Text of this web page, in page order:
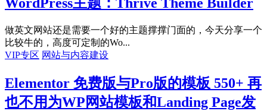
做英文网站还是需要一个好的主题撑撑门面的，今天分享一个
比较牛的，高度可定制的Wo...
VIP专区 网站与内容建设
Elementor 免费版与Pro版的模板 550+ 再
也不用为WP网站模板和Landing Page发